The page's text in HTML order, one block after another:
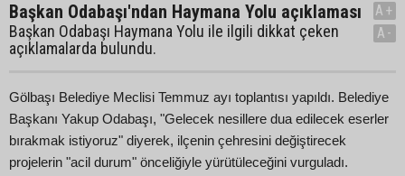
Başkan Odabaşı'ndan Haymana Yolu açıklaması
Başkan Odabaşı Haymana Yolu ile ilgili dikkat çeken
açıklamalarda bulundu.
A+
A-
Gölbaşı Belediye Meclisi Temmuz ayı toplantısı yapıldı. Belediye
Başkanı Yakup Odabaşı, "Gelecek nesillere dua edilecek eserler
bırakmak istiyoruz" diyerek, ilçenin çehresini değiştirecek
projelerin "acil durum" önceliğiyle yürütüleceğini vurguladı.